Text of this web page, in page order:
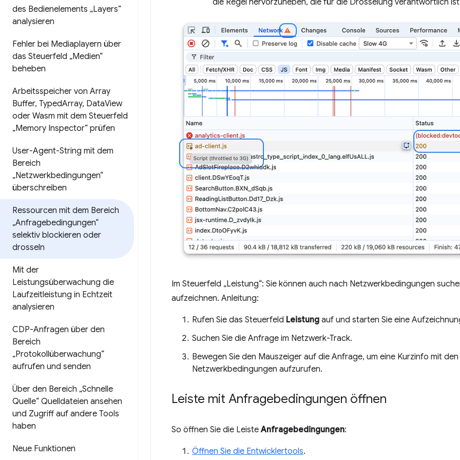
des Bedienelements „Layers“
analysieren
Fehler bei Mediaplayern über
das Steuerfeld „Medien“
beheben
Arbeitsspeicher von Array
Buffer, TypedArray, DataView
oder Wasm mit dem Steuerfeld
„Memory Inspector“ prüfen
User-Agent-String mit dem
Bereich
„Netzwerkbedingungen“
überschreiben
Ressourcen mit dem Bereich
„Anfragebedingungen“
selektiv blockieren oder
drosseln
Mit der
Leistungsüberwachung die
Laufzeitleistung in Echtzeit
analysieren
CDP-Anfragen über den
Bereich
„Protokollüberwachung“
aufrufen und senden
Über den Bereich „Schnelle
Quelle“ Quelldateien ansehen
und Zugriff auf andere Tools
haben
Neue Funktionen
die Regel hervorzuheben, die für die Drosselung verantwortlich
Im Steuerfeld „Leistung“: Sie können auch nach Netzwerkbedingungen
aufzeichnen. Anleitung:
Rufen Sie das Steuerfeld Leistung auf und starten Sie eine
Suchen Sie die Anfrage im Netzwerk-Track.
Bewegen Sie den Mauszeiger auf die Anfrage, um eine Kurzinfo mit
Netzwerkbedingungen aufzurufen.
Leiste mit Anfragebedingungen öffnen
So öffnen Sie die LeisteAnfragebedingungen:
Öffnen Sie die Entwicklertools.